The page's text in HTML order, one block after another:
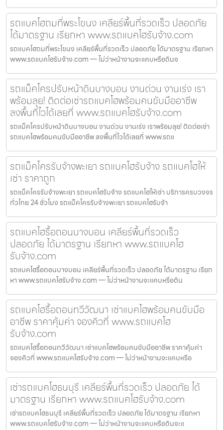
รถแบคโฮถมที่พระโขนง เคลียร์พื้นที่รวดเร็ว ปลอดภัย
ได้มาตรฐาน เรียกหา www.รถแบคโฮรับจ้าง.com
รถแบคโฮถมที่พระโขนง เคลียร์พื้นที่รวดเร็ว ปลอดภัย ได้มาตรฐาน เรียกหา
www.รถแบคโฮรับจ้าง.com — ไม่ว่าหน้างานจะแคบหรือดินจ
รถแม็คโครปรับหน้าดินบางบอน งานด่วน งานเร่ง เรา
พร้อมลุย! ติดต่อเช่ารถแบคโฮพร้อมคนขับมืออาชีพ
ลงพื้นที่ไวได้เลยที่ www.รถแบคโฮรับจ้าง.com
รถแม็คโครปรับหน้าดินบางบอน งานด่วน งานเร่ง เราพร้อมลุย! ติดต่อเช่า
รถแบคโฮพร้อมคนขับมืออาชีพ ลงพื้นที่ไวได้เลยที่ www.รถแ
รถแม็คโครรับจ้างพะเยา รถแบคโฮรับจ้าง รถแบคโฮให้
เช่า ราคาถูก
รถแม็คโครรับจ้างพะเยา รถแบคโฮรับจ้าง รถแบคโฮให้เช่า บริการครบวงจร
ทั่วไทย 24 ชั่วโมง รถแม็คโครรับจ้างพะเยา รถแบคโฮรับจ้า
รถแบคโฮรื้อถอนบางบอน เคลียร์พื้นที่รวดเร็ว
ปลอดภัย ได้มาตรฐาน เรียกหา www.รถแบคโฮ
รับจ้าง.com
รถแบคโฮรื้อถอนบางบอน เคลียร์พื้นที่รวดเร็ว ปลอดภัย ได้มาตรฐาน เรียก
หา www.รถแบคโฮรับจ้าง.com — ไม่ว่าหน้างานจะแคบหรือดิน
รถแบคโฮรื้อถอนทวีวัฒนา เช่าแบคโฮพร้อมคนขับมือ
อาชีพ ราคาคุ้มค่า จองคิวที่ www.รถแบคโฮ
รับจ้าง.com
รถแบคโฮรื้อถอนทวีวัฒนา เช่าแบคโฮพร้อมคนขับมืออาชีพ ราคาคุ้มค่า
จองคิวที่ www.รถแบคโฮรับจ้าง.com — ไม่ว่าหน้างานจะแคบหรือ
เช่ารถแบคโฮธนบุรี เคลียร์พื้นที่รวดเร็ว ปลอดภัย ได้
มาตรฐาน เรียกหา www.รถแบคโฮรับจ้าง.com
เช่ารถแบคโฮธนบุรี เคลียร์พื้นที่รวดเร็ว ปลอดภัย ได้มาตรฐาน เรียกหา
www.รถแบคโฮรับจ้าง.com — ไม่ว่าหน้างานจะแคบหรือดินจะแ